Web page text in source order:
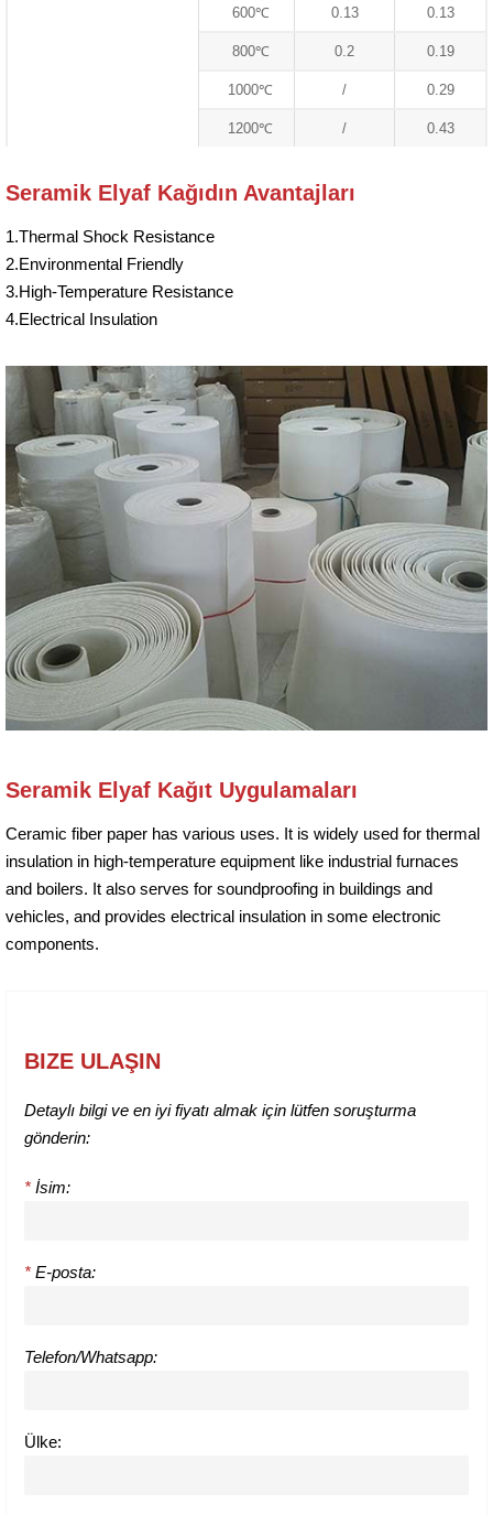
600℃ 0.13 0.13
800℃ 0.2 0.19
1000℃ / 0.29
1200℃ / 0.43
Seramik Elyaf Kağıdın Avantajları
1.Thermal Shock Resistance
2.Environmental Friendly
3.High-Temperature Resistance
4.Electrical Insulation
Seramik Elyaf Kağıt Uygulamaları
Ceramic fiber paper has various uses. It is widely used for thermal
insulation in high-temperature equipment like industrial furnaces
and boilers. It also serves for soundproofing in buildings and
vehicles, and provides electrical insulation in some electronic
components.
BIZE ULAŞIN
Detaylı bilgi ve en iyi fiyatı almak için lütfen soruşturma
gönderin:
* İsim:
* E-posta:
Telefon/Whatsapp:
Ülke: